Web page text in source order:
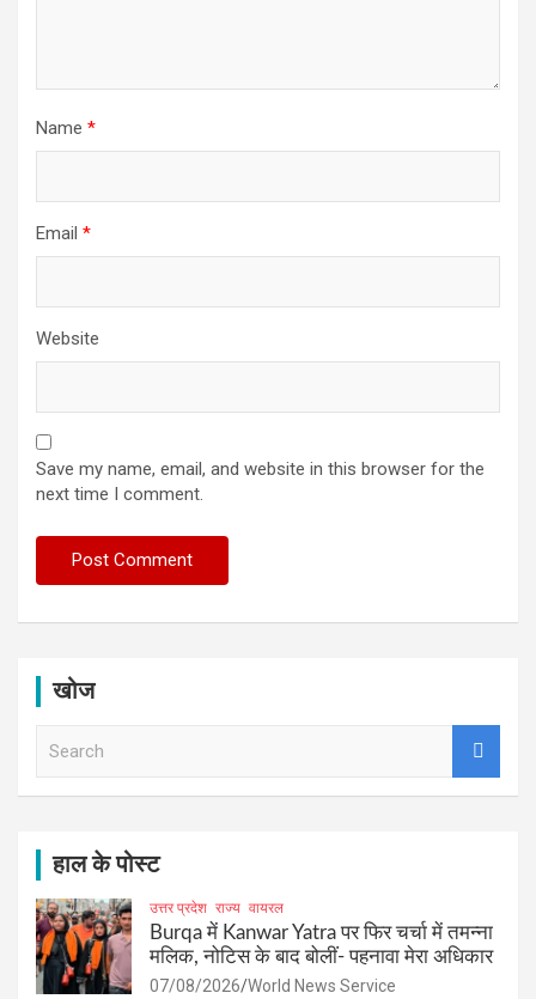
Name *
Email *
Website
Save my name, email, and website in this browser for the
next time I comment.
खोज
हाल के पोस्ट
उत्तर प्रदेश राज्य वायरल
Burqa में Kanwar Yatra पर फिर चर्चा में तमन्ना
मलिक, नोटिस के बाद बोलीं- पहनावा मेरा अधिकार
07/08/2026 World News Service